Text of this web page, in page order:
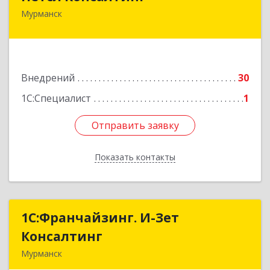
Мурманск
Внедрений
30
1С:Специалист
1
Отправить заявку
Показать контакты
Отправить заявку
Назад
1С:Франчайзинг. И-Зет
Консалтинг
Мурманск
1С:Франчайзинг. И-Зет